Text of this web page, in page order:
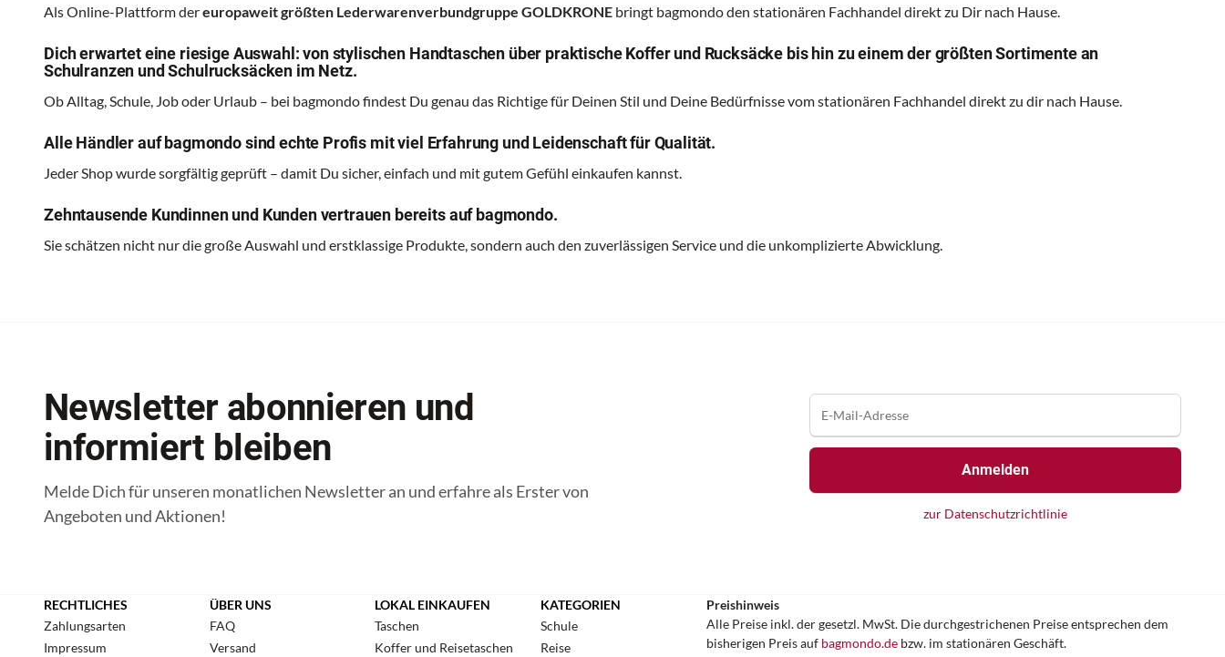
Als Online-Plattform dereuropaweit größten Lederwarenverbundgruppe GOLDKRONE bringt bagmondo den stationären Fachhandel direkt zu Dir nach Hause.
Dich erwartet eine riesige Auswahl: von stylischen Handtaschen über praktische Koffer und Rucksäcke bis hin zu einem der größten Sortimente an
Schulranzen und Schulrucksäcken im Netz.
Ob Alltag, Schule, Job oder Urlaub – bei bagmondo findest Du genau das Richtige für Deinen Stil und Deine Bedürfnisse vom stationären Fachhandel direkt zu dir nach Hause.
Alle Händler auf bagmondo sind echte Profis mit viel Erfahrung und Leidenschaft für Qualität.
Jeder Shop wurde sorgfältig geprüft – damit Du sicher, einfach und mit gutem Gefühl einkaufen kannst.
Zehntausende Kundinnen und Kunden vertrauen bereits auf bagmondo.
Sie schätzen nicht nur die große Auswahl und erstklassige Produkte, sondern auch den zuverlässigen Service und die unkomplizierte Abwicklung.
Newsletter abonnieren und
informiert bleiben
Melde Dich für unseren monatlichen Newsletter an und erfahre als Erster von
Angeboten und Aktionen!
Anmelden
zur Datenschutzrichtlinie
ÜBER UNS
FAQ
Versand
LOKAL EINKAUFEN
Taschen
Koffer und Reisetaschen
KATEGORIEN
Schule
Reise
Preishinweis
Alle Preise inkl. der gesetzl. MwSt. Die durchgestrichenen Preise entsprechen dem
bisherigen Preis auf bagmondo.debzw. im stationären Geschäft.
RECHTLICHES
Zahlungsarten
Impressum